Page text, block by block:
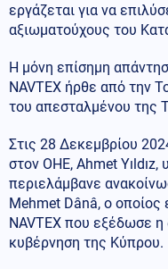
εργάζεται για να
αξιωματούχους του
Η μόνη επίσημη
NAVTEX ήρθε από την
του απεσταλμένου της
Στις 28 Δεκεμβρίου
στον ΟΗΕ, Ahmet
περιελάμβανε
Mehmet Dânâ, ο οποίος
NAVTEX που εξέδωσε
κυβέρνηση της Κύπρου.